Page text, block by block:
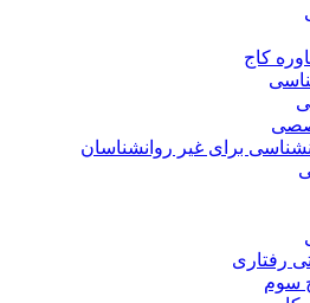
کاج
برای غیر روانشناسان
رفتاری
سوم